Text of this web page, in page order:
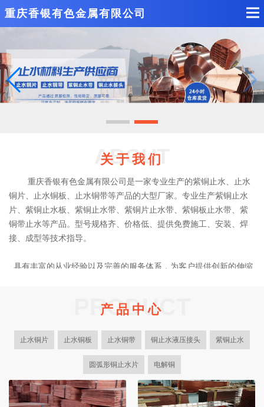
重庆香银有色金属有限公司
ABOUT
关于我们
重庆香银有色金属有限公司是一家专业生产的紫铜止水、止水
铜片、止水铜板、止水铜带等产品的大型厂家。专业生产紫铜止水
片、紫铜止水板、紫铜止水带、紫铜片止水带、紫铜板止水带、紫
铜带止水等产品。型号规格齐、价格低、提供免费施工、安装、焊
接、成型等技术指导。
具有丰富的从业经验以及完善的服务体系，为客户提供创新的伸缩
格齐全，适合不同客户的需求，以及止水铜片成型机的设计与制
造。
PRODUCT
产品中心
止水铜片 止水铜板 止水铜带 铜止水液压接头 紫铜止水
圆弧形铜止水片 电解铜